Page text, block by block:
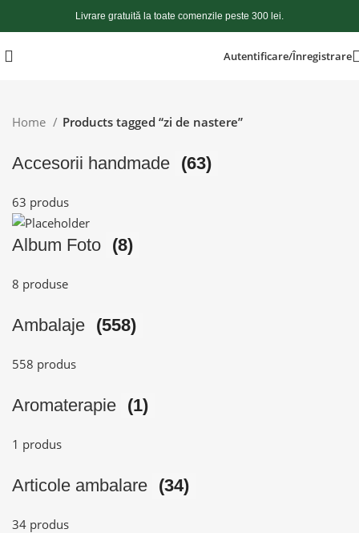
Livrare gratuită la toate comenzile peste 300 lei.
Autentificare/Înregistrare
Home Products tagged “zi de nastere”
Accesorii handmade (63)
63 produs
Album Foto (8)
8 produse
Ambalaje (558)
558 produs
Aromaterapie (1)
1 produs
Articole ambalare (34)
34 produs